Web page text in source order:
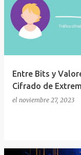
Entre Bits y
Cifrado de
el noviembre 27, 2023